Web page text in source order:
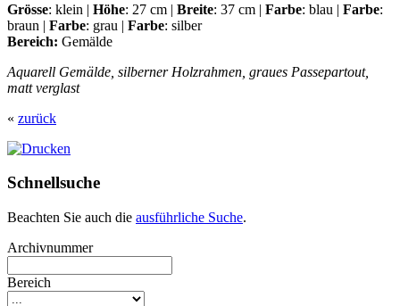
Grösse: klein | Höhe: 27 cm | Breite: 37 cm | Farbe: blau | Farbe:
braun | Farbe: grau | Farbe: silber
Bereich: Gemälde
Aquarell Gemälde, silberner Holzrahmen, graues Passepartout,
matt verglast
« zurück
Schnellsuche
Beachten Sie auch die ausführliche Suche.
Archivnummer
Bereich